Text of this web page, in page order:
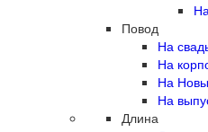
Повод
На
На
На
На
Длина